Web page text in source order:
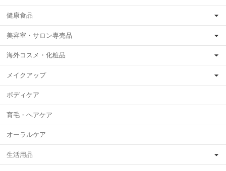
健康食品
美容室・サロン専売品
海外コスメ・化粧品
メイクアップ
ボディケア
育毛・ヘアケア
オーラルケア
生活用品